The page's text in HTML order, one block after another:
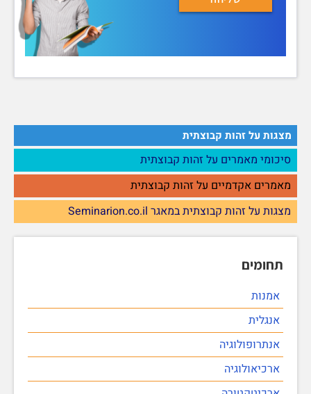
מצגות על זהות קבוצתית
סיכומי מאמרים על זהות קבוצתית
מאמרים אקדמיים על זהות קבוצתית
מצגות על זהות קבוצתית במאגר Seminarion.co.il
תחומים
אמנות
אנגלית
אנתרופולוגיה
ארכיאולוגיה